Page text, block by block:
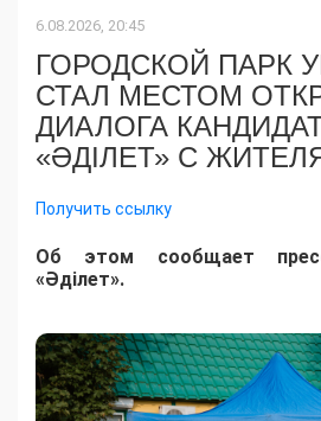
6.08.2026, 20:45
ГОРОДСКОЙ ПАРК
СТАЛ МЕСТОМ
ДИАЛОГА
«ӘДІЛЕТ» С
Получить ссылку
Об этом сообщает
«Әділет».